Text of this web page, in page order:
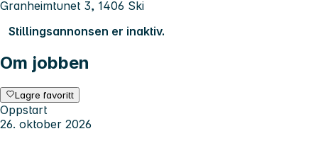
Granheimtunet 3, 1406 Ski
Stillingsannonsen er inaktiv.
Om jobben
Lagre favoritt
Oppstart
26. oktober 2026